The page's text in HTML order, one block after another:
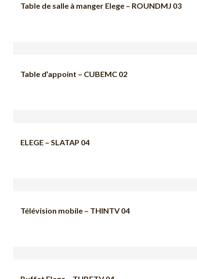
Table de salle à manger Elege – ROUNDMJ 03
Table d’appoint – CUBEMC 02
ELEGE – SLATAP 04
Télévision mobile – THINTV 04